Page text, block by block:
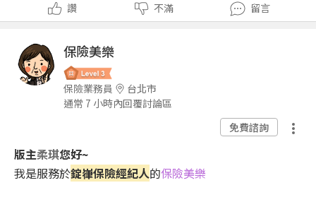
讚 不滿 留言
保險美樂
保險業務員
台北市
通常 7 小時內回覆討論區
免費諮詢
版主柔琪您好~
我是服務於錠嵂保險經紀人的保險美樂